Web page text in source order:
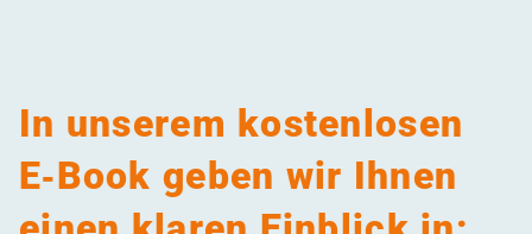
In unserem kostenlosen
E‑Book geben wir Ihnen